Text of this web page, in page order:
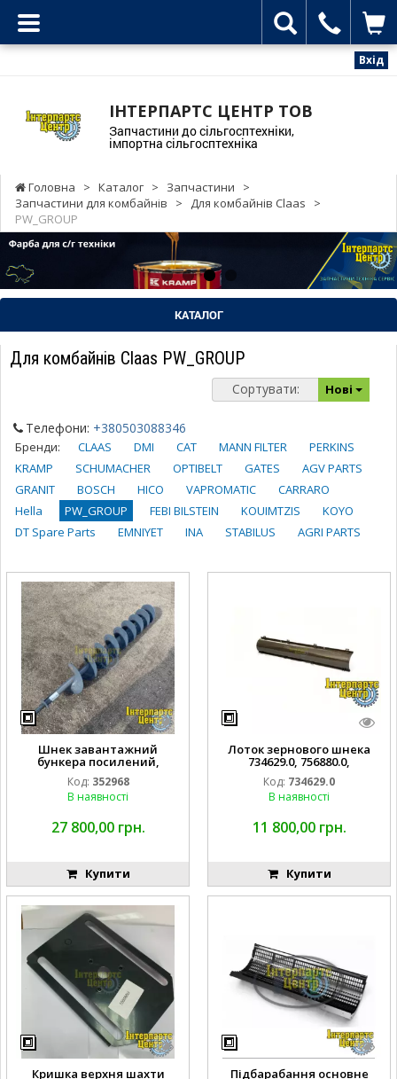
Вхід
ІНТЕРПАРТС ЦЕНТР ТОВ
Запчастини до сільгосптехніки,
імпортна сільгосптехніка
Головна > Каталог > Запчастини
>
Запчастини для комбайнів
> Для комбайнів Claas
>
PW_GROUP
КАТАЛОГ
Для комбайнів Claas PW_GROUP
Сортувати: Нові
Телефони: +380503088346
Бренди: CLAAS DMI CAT MANN FILTER
PERKINS
KRAMP
SCHUMACHER OPTIBELT GATES
AGV PARTS
GRANIT
BOSCH HICO VAPROMATIC
CARRARO
Hella
PW_GROUP FEBI BILSTEIN KOUIMTZIS
KOYO
DT Spare Parts
EMNIYET INA STABILUS AGRI PARTS
Шнек завантажний
бункера посилений,
352968.1, 735899.4,
0003529682, CLAAS
Код: 352968
В наявності
27 800,00 грн.
Купити
Лоток зернового шнека
734629.0, 756880.0,
0007346290, CLAAS
Код: 734629.0
В наявності
11 800,00 грн.
Купити
Кришка верхня шахти Підбарабання основне